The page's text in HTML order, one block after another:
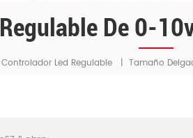
De 0-
Controlador Led Regulable | Tamaño